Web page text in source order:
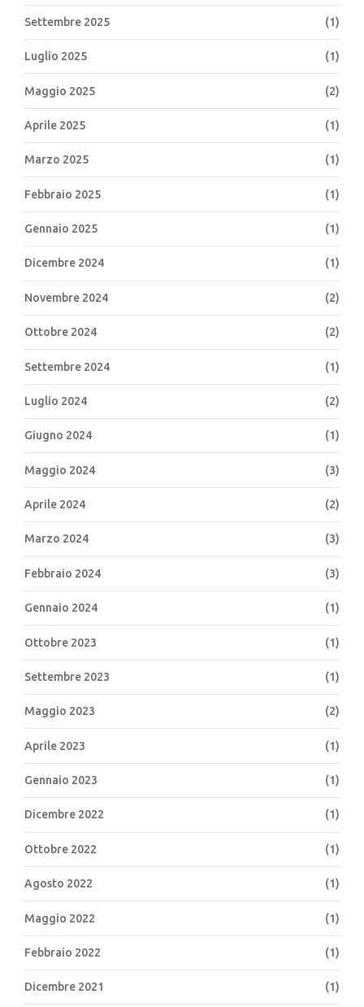
Settembre 2025 (1)
Luglio 2025 (1)
Maggio 2025 (2)
Aprile 2025 (1)
Marzo 2025 (1)
Febbraio 2025 (1)
Gennaio 2025 (1)
Dicembre 2024 (1)
Novembre 2024 (2)
Ottobre 2024 (2)
Settembre 2024 (1)
Luglio 2024 (2)
Giugno 2024 (1)
Maggio 2024 (3)
Aprile 2024 (2)
Marzo 2024 (3)
Febbraio 2024 (3)
Gennaio 2024 (1)
Ottobre 2023 (1)
Settembre 2023 (1)
Maggio 2023 (2)
Aprile 2023 (1)
Gennaio 2023 (1)
Dicembre 2022 (1)
Ottobre 2022 (1)
Agosto 2022 (1)
Maggio 2022 (1)
Febbraio 2022 (1)
Dicembre 2021 (1)